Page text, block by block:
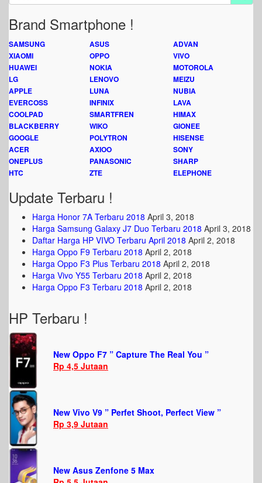
Brand Smartphone !
SAMSUNG ASUS
ADVAN
XIAOMI
OPPO
VIVO
HUAWEI
NOKIA
MOTOROLA
LG
LENOVO
MEIZU
APPLE
LUNA
NUBIA
EVERCOSS
INFINIX
LAVA
COOLPAD
SMARTFREN
HIMAX
BLACKBERRY
WIKO
GIONEE
GOOGLE
POLYTRON
HISENSE
ACER
AXIOO
SONY
ONEPLUS
PANASONIC
SHARP
HTC
ZTE ELEPHONE
Update Terbaru !
Harga Honor 7A Terbaru 2018 April 3, 2018
Harga Samsung Galaxy J7 Duo Terbaru 2018 April 3, 2018
Daftar Harga HP VIVO Terbaru April 2018 April 2, 2018
Harga Oppo F9 Terbaru 2018 April 2, 2018
Harga Oppo F3 Plus Terbaru 2018 April 2, 2018
Harga Vivo Y55 Terbaru 2018 April 2, 2018
Harga Oppo F3 Terbaru 2018 April 2, 2018
HP Terbaru !
New Oppo F7 ” Capture The Real You ”
Rp 4,5 Jutaan
New Vivo V9 ” Perfet Shoot, Perfect View ”
Rp 3,9 Jutaan
New Asus Zenfone 5 Max